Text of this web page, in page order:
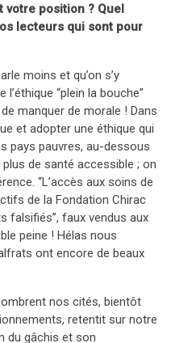
votre position ? Quel
lecteurs qui sont pour
moins et qu’on s’y
“plein la bouche”
manquer de morale ! Dans
et adopter une éthique qui
pays pauvres, au-dessous
plus de santé accessible ; on
“L’accès aux soins de
de la Fondation Chirac
falsifiés”, faux vendus aux
peine ! Hélas nous
ont encore de beaux
nos cités, bientôt
retentit sur notre
du gâchis et son